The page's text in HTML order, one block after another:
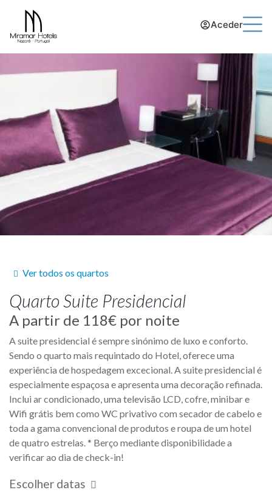
Aceder
Ver todos os quartos
QuartoSuite Presidencial
A partir de 118€ por noite
A suite presidencial é sempre sinónimo de luxo e conforto.
Sendo o quarto mais requintado do Hotel, oferece uma
experiência de hospedagem excecional. A suite presidencial é
especialmente espaçosa e apresenta uma decoração refinada.
Inclui ar condicionado, uma televisão LCD, cofre, minibar e
Wifi grátis bem como WC privativo com secador de cabelo e
toda a gama convencional de produtos e roupa de um hotel
de quatro estrelas. * Berço mediante disponibilidade a
verificar ao dia de check-in!
Escolher datas